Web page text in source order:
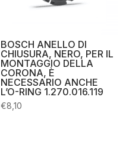
BOSCH ANELLO DI
CHIUSURA, NERO, PER IL
MONTAGGIO DELLA
CORONA, È
NECESSARIO ANCHE
L’O-RING 1.270.016.119
€8,10